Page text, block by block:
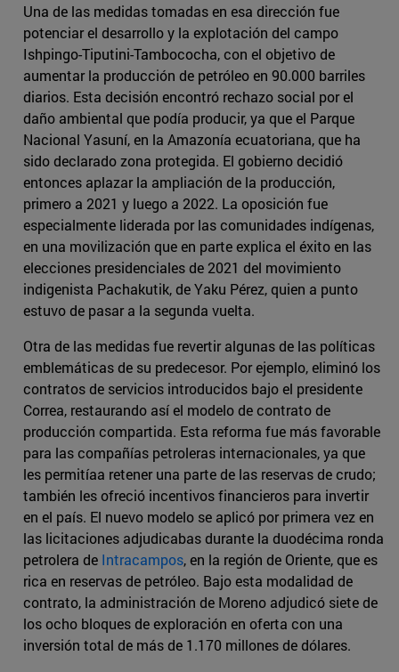
Una de las medidas tomadas en esa dirección fue
potenciar el desarrollo y la explotación del campo
Ishpingo-Tiputini-Tambococha, con el objetivo de
aumentar la producción de petróleo en 90.000 barriles
diarios. Esta decisión encontró rechazo social por el
daño ambiental que podía producir, ya que el Parque
Nacional Yasuní, en la Amazonía ecuatoriana, que ha
sido declarado zona protegida. El gobierno decidió
entonces aplazar la ampliación de la producción,
primero a 2021 y luego a 2022. La oposición fue
especialmente liderada por las comunidades indígenas,
en una movilización que en parte explica el éxito en las
elecciones presidenciales de 2021 del movimiento
indigenista Pachakutik, de Yaku Pérez, quien a punto
estuvo de pasar a la segunda vuelta.
Otra de las medidas fue revertir algunas de las políticas
emblemáticas de su predecesor. Por ejemplo, eliminó los
contratos de servicios introducidos bajo el presidente
Correa, restaurando así el modelo de contrato de
producción compartida. Esta reforma fue más favorable
para las compañías petroleras internacionales, ya que
les permitíaa retener una parte de las reservas de crudo;
también les ofreció incentivos financieros para invertir
en el país. El nuevo modelo se aplicó por primera vez en
las licitaciones adjudicabas durante la duodécima ronda
petrolera de Intracampos, en la región de Oriente, que es
rica en reservas de petróleo. Bajo esta modalidad de
contrato, la administración de Moreno adjudicó siete de
los ocho bloques de exploración en oferta con una
inversión total de más de 1.170 millones de dólares.